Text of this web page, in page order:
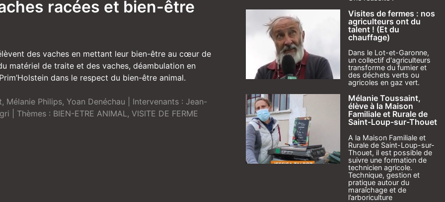
racées et bien-être
des vaches en mettant leur bien-être au cœur de
matériel de traite et des vaches, déambulation en
dans le respect du bien-être animal.
, Mélanie Philips, Yoan Denéchau | Intervenants : Jean-
| Thèmes : BIEN-ETRE ANIMAL, VISITE DE FERME
Visites de fermes : nos
agriculteurs ont du
talent ! (Et du
chauffage)
Dans le Lot-et-Garonne,
un collectif d'agriculteurs
transforme du fumier et
des déchets verts ou
agricoles en gaz vert.
Mélanie Toussaint,
élève à la Maison
Familiale et Rurale de
Saint-Loup-sur-Thouet
A la Maison Familiale et
Rurale de Saint-Loup-sur-
Thouet, il est possible de
suivre une formation de
technicien agricole.
Technique, gestion et
pratique autour du
maraîchage et de
l’arboriculture